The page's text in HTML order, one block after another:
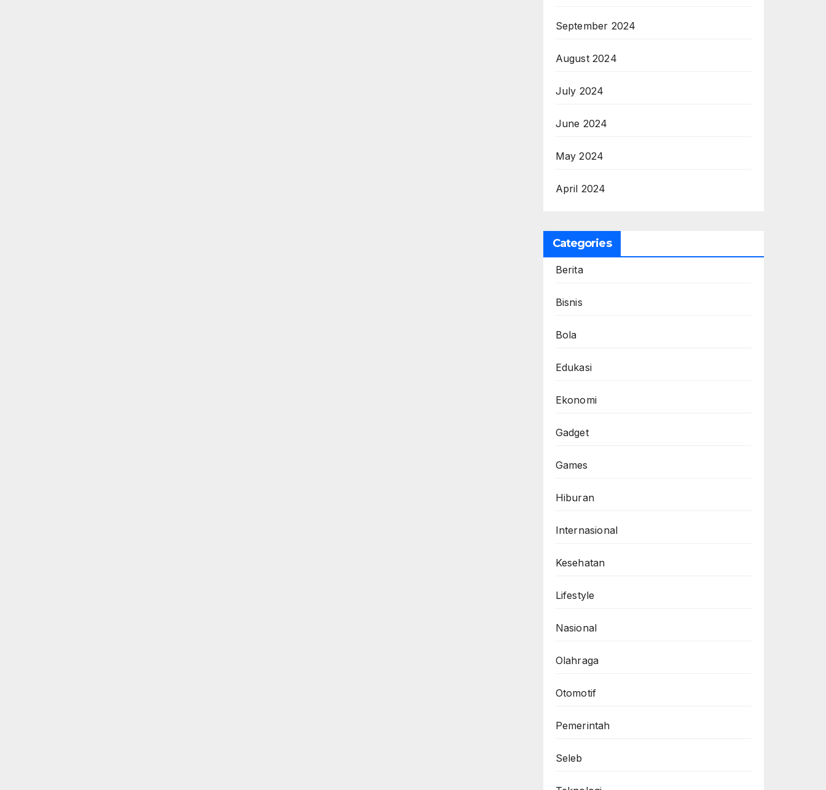
September 2024
August 2024
July 2024
June 2024
May 2024
April 2024
Categories
Berita
Bisnis
Bola
Edukasi
Ekonomi
Gadget
Games
Hiburan
Internasional
Kesehatan
Lifestyle
Nasional
Olahraga
Otomotif
Pemerintah
Seleb